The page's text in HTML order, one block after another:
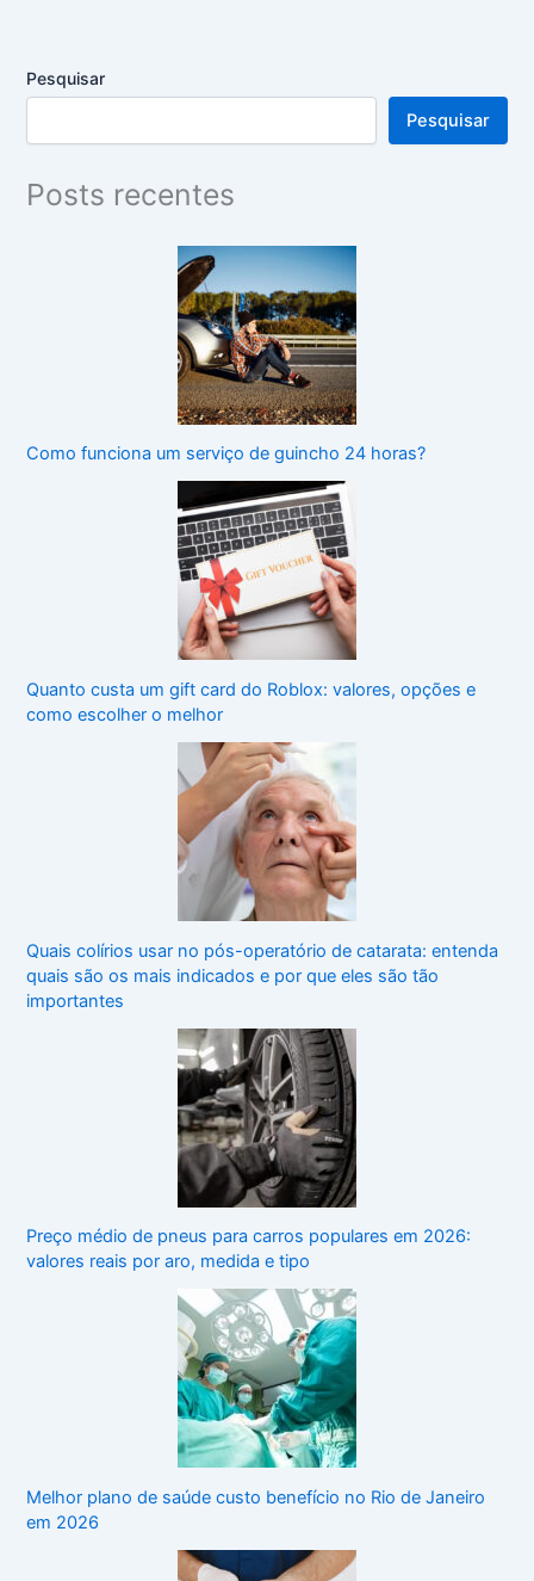
Pesquisar
Pesquisar
Posts recentes
Como funciona um serviço de guincho 24 horas?
Quanto custa um gift card do Roblox: valores, opções e
como escolher o melhor
Quais colírios usar no pós-operatório de catarata: entenda
quais são os mais indicados e por que eles são tão
importantes
Preço médio de pneus para carros populares em 2026:
valores reais por aro, medida e tipo
Melhor plano de saúde custo benefício no Rio de Janeiro
em 2026